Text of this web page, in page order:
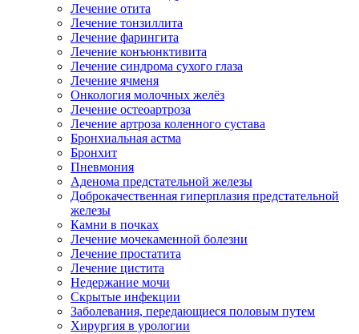
Лечение отита
Лечение тонзиллита
Лечение фарингита
Лечение конъюнктивита
Лечение синдрома сухого глаза
Лечение ячменя
Онкология молочных желёз
Лечение остеоартроза
Лечение артроза коленного сустава
Бронхиальная астма
Бронхит
Пневмония
Аденома предстательной железы
Доброкачественная гиперплазия предстательной
железы
Камни в почках
Лечение мочекаменной болезни
Лечение простатита
Лечение цистита
Недержание мочи
Скрытые инфекции
Заболевания, передающиеся половым путем
Хирургия в урологии